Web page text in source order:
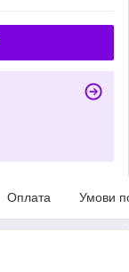
Оплата Умови